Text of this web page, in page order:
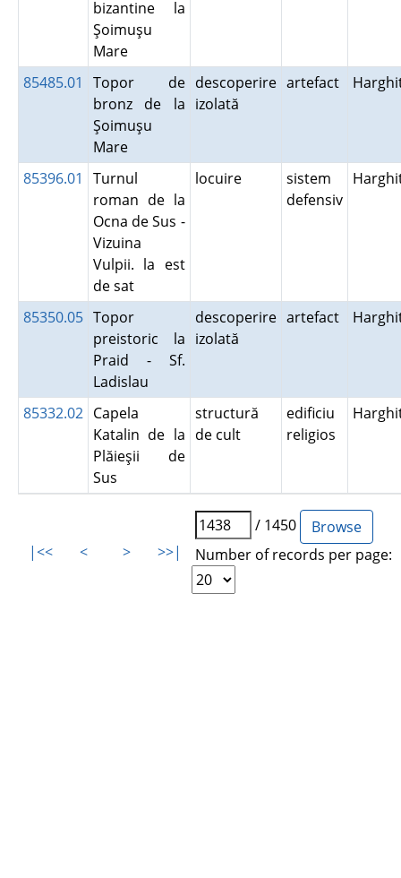
bizantine la
Şoimuşu
Mare
85485.01
Topor de
bronz de la
Şoimuşu
Mare
descoperire
izolată
artefact
85396.01
Turnul
roman de la
Ocna de Sus -
Vizuina
Vulpii. la est
de sat
locuire
sistem
defensiv
85350.05 Topor
preistoric la
Praid - Sf.
Ladislau
descoperire
izolată
artefact
85332.02 Capela
Katalin de la
Plăieşii de
Sus
structură
de cult
edificiu
religios
|<< < > >>|
/ 1450
Number of records per page: